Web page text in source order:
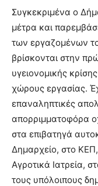
Συγκεκριμένα ο
μέτρα και
των εργαζομένων
βρίσκονται στην
υγειονομικής
χώρους εργασίας.
επαναληπτικές
απορριμματοφόρα
στα επιβατηγά
Δημαρχείο, στο
Αγροτικά Ιατρεία,
τους υπόλοιπους